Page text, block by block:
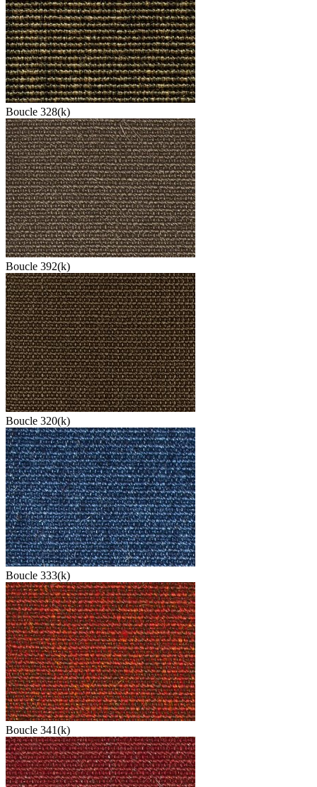
Boucle 328(k)
Boucle 392(k)
Boucle 320(k)
Boucle 333(k)
Boucle 341(k)